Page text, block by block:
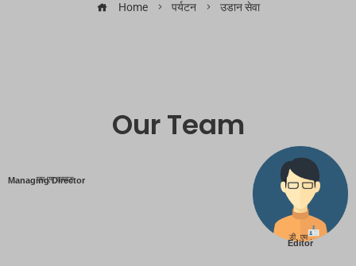
Home पर्यटन उडान सेवा
Our Team
Managing Director
एम एम तामाङ
Editor
डी. एम .